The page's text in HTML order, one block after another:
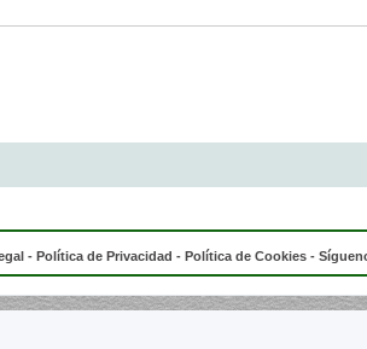
- Política de Privacidad - Política de Cookies -